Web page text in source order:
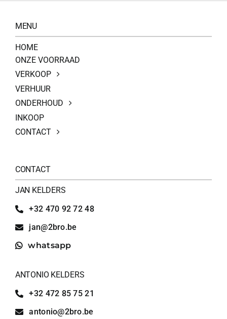
MENU
HOME
ONZE VOORRAAD
VERKOOP
VERHUUR
ONDERHOUD
INKOOP
CONTACT
CONTACT
JAN KELDERS
+32 470 92 72 48
jan@2bro.be
whatsapp
ANTONIO KELDERS
+32 472 85 75 21
antonio@2bro.be